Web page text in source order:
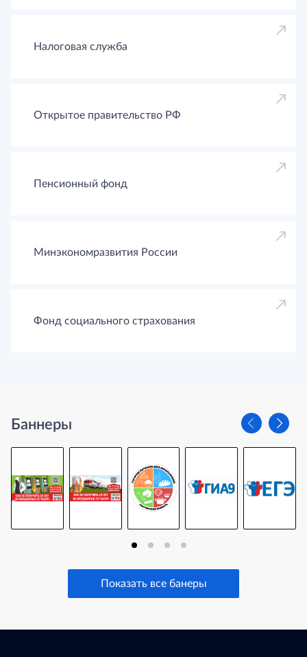
Налоговая служба
Открытое правительство РФ
Пенсионный фонд
Минэкономразвития России
Фонд социального страхования
Баннеры
Показать все банеры